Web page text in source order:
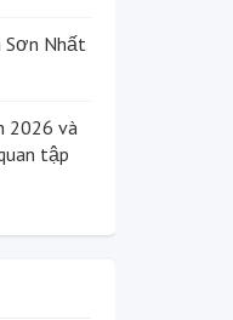
Sơn Nhất
2026 và
tập